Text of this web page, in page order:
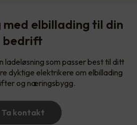
med elbillading til din
bedrift
ladeløsning som passer best til ditt
dyktige elektrikere om elbillading
og næringsbygg.
Ta kontakt